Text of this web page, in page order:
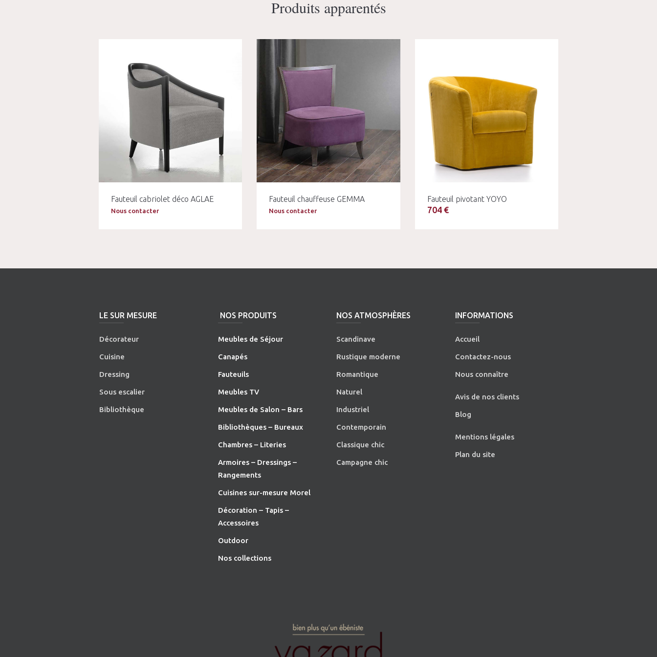
Produits apparentés
Fauteuil cabriolet déco AGLAE
Nous contacter
Fauteuil chauffeuse GEMMA
Nous contacter
Fauteuil pivotant YOYO
704 €
LE SUR MESURE
Décorateur
Cuisine
Dressing
Sous escalier
Bibliothèque
NOS PRODUITS
Meubles de Séjour
Canapés
Fauteuils
Meubles TV
Meubles de Salon – Bars
Bibliothèques – Bureaux
Chambres – Literies
Armoires – Dressings –
Rangements
Cuisines sur-mesure Morel
Décoration – Tapis –
Accessoires
Outdoor
Nos collections
NOS ATMOSPHÈRES
Scandinave
Rustique moderne
Romantique
Naturel
Industriel
Contemporain
Classique chic
Campagne chic
INFORMATIONS
Accueil
Contactez-nous
Nous connaître
Avis de nos clients
Blog
Mentions légales
Plan du site